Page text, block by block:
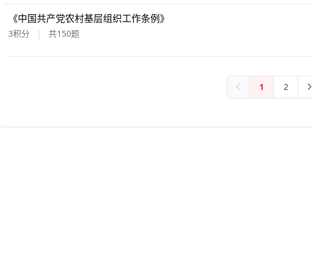
《中国共产党农村基层组织工作条例》
3积分 | 共150题
1 2